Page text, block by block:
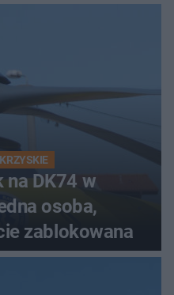
na DK74 w
osoba,
zablokowana